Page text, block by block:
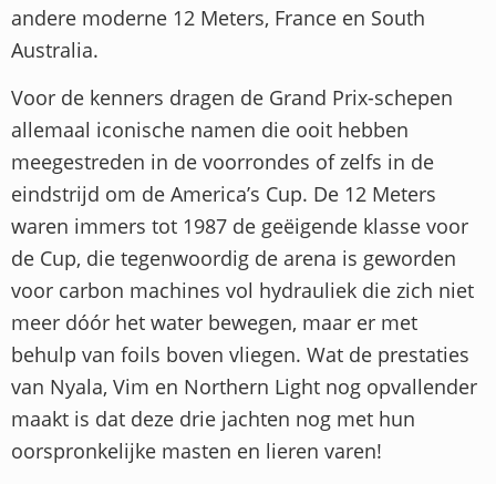
andere moderne 12 Meters, France en South
Australia.
Voor de kenners dragen de Grand Prix-schepen
allemaal iconische namen die ooit hebben
meegestreden in de voorrondes of zelfs in de
eindstrijd om de America’s Cup. De 12 Meters
waren immers tot 1987 de geëigende klasse voor
de Cup, die tegenwoordig de arena is geworden
voor carbon machines vol hydrauliek die zich niet
meer dóór het water bewegen, maar er met
behulp van foils boven vliegen. Wat de prestaties
van Nyala, Vim en Northern Light nog opvallender
maakt is dat deze drie jachten nog met hun
oorspronkelijke masten en lieren varen!